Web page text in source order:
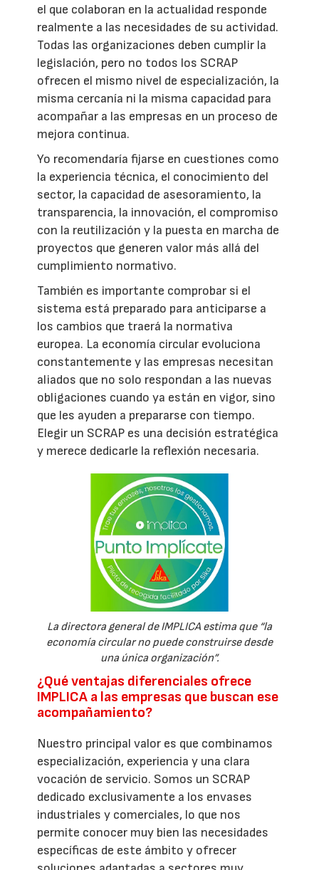
el que colaboran en la actualidad responde
realmente a las necesidades de su actividad.
Todas las organizaciones deben cumplir la
legislación, pero no todos los SCRAP
ofrecen el mismo nivel de especialización, la
misma cercanía ni la misma capacidad para
acompañar a las empresas en un proceso de
mejora continua.
Yo recomendaría fijarse en cuestiones como
la experiencia técnica, el conocimiento del
sector, la capacidad de asesoramiento, la
transparencia, la innovación, el compromiso
con la reutilización y la puesta en marcha de
proyectos que generen valor más allá del
cumplimiento normativo.
También es importante comprobar si el
sistema está preparado para anticiparse a
los cambios que traerá la normativa
europea. La economía circular evoluciona
constantemente y las empresas necesitan
aliados que no solo respondan a las nuevas
obligaciones cuando ya están en vigor, sino
que les ayuden a prepararse con tiempo.
Elegir un SCRAP es una decisión estratégica
y merece dedicarle la reflexión necesaria.
La directora general de IMPLICA estima que “la
economía circular no puede construirse desde
una única organización”.
¿Qué ventajas diferenciales ofrece
IMPLICA a las empresas que buscan ese
acompañamiento?
Nuestro principal valor es que combinamos
especialización, experiencia y una clara
vocación de servicio. Somos un SCRAP
dedicado exclusivamente a los envases
industriales y comerciales, lo que nos
permite conocer muy bien las necesidades
específicas de este ámbito y ofrecer